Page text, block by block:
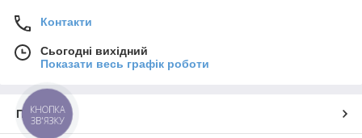
Контакти
Сьогодні вихідний
Показати весь графік роботи
Про нас
КНОПКА
ЗВ'ЯЗКУ